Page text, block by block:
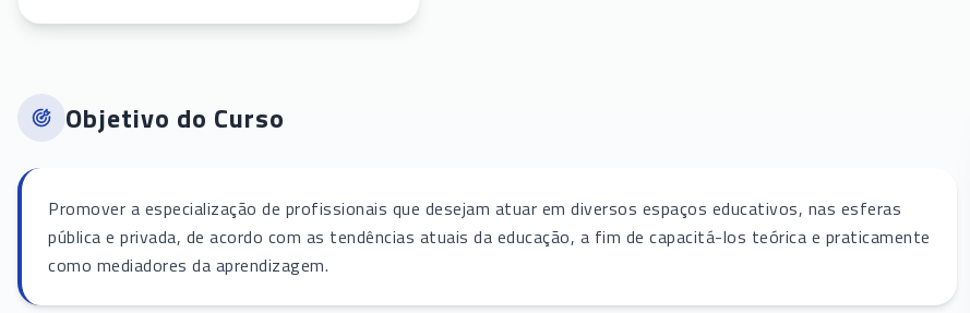
Objetivo do Curso
Promover a especialização de profissionais que desejam atuar em diversos espaços educativos, nas esferas
pública e privada, de acordo com as tendências atuais da educação, a fim de capacitá-los teórica e praticamente
como mediadores da aprendizagem.